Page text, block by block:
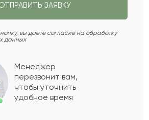
Показать еще
ЗАЯВКУ
вы даёте согласие на обработку
данных
Менеджер
перезвонит вам,
чтобы уточнить
удобное время